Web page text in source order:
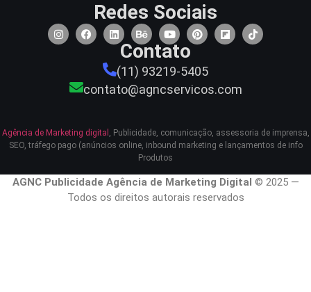
Redes Sociais
Contato
(11) 93219-5405
contato@agncservicos.com
Agência de Marketing digital , Publicidade, comunicação, assessoria de imprensa,
SEO, tráfego pago (anúncios online, inbound marketing e lançamentos de info
Produtos
AGNC Publicidade Agência de Marketing Digital © 2025 —
Todos os direitos autorais reservados